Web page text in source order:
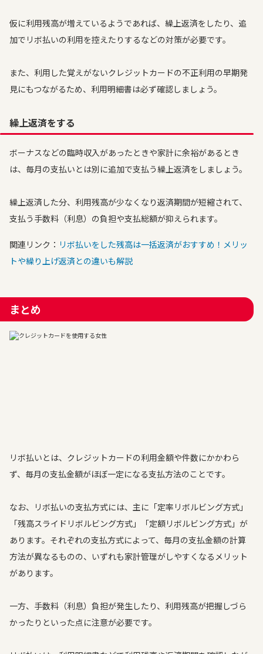
仮に利用残高が増えているようであれば、繰上返済をしたり、追
加でリボ払いの利用を控えたりするなどの対策が必要です。
また、利用した覚えがないクレジットカードの不正利用の早期発
見にもつながるため、利用明細書は必ず確認しましょう。
繰上返済をする
ボーナスなどの臨時収入があったときや家計に余裕があるとき
は、毎月の支払いとは別に追加で支払う繰上返済をしましょう。
繰上返済した分、利用残高が少なくなり返済期間が短縮されて、
支払う手数料（利息）の負担や支払総額が抑えられます。
関連リンク： リボ払いをした残高は一括返済がおすすめ！メリッ
トや繰り上げ返済との違いも解説
まとめ
リボ払いとは、クレジットカードの利用金額や件数にかかわら
ず、毎月の支払金額がほぼ一定になる支払方法のことです。
なお、リボ払いの支払方式には、主に「定率リボルビング方式」
「残高スライドリボルビング方式」「定額リボルビング方式」が
あります。それぞれの支払方式によって、毎月の支払金額の計算
方法が異なるものの、いずれも家計管理がしやすくなるメリット
があります。
一方、手数料（利息）負担が発生したり、利用残高が把握しづら
かったりといった点に注意が必要です。